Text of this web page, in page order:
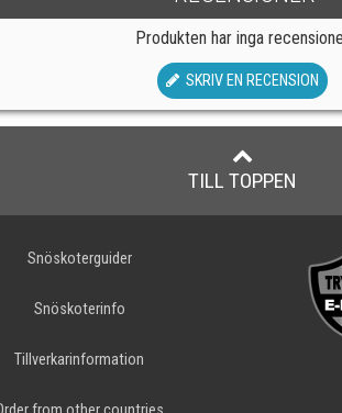
Produkten har inga
SKRIV EN RECENSION
TILL TOPPEN
Snöskoterguider
Snöskoterinfo
Tillverkarinformation